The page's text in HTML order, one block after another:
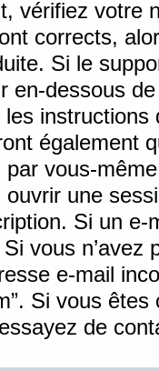
vérifiez votre
corrects,
Si le
en-dessous
également
vous-
ouvrir une
Si un
vous n’avez
e-mail
Si vous
de